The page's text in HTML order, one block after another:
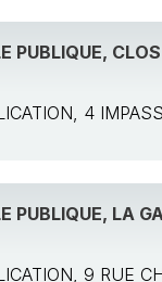
PUBLIQUE,
4
PUBLIQUE, LA
9 RUE